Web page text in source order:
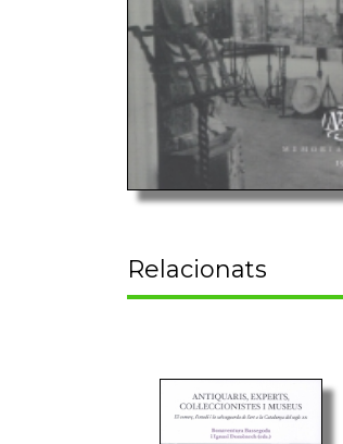
Relacionats